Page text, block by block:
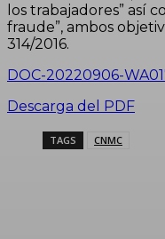
los trabajadores” así
fraude”, ambos
314/2016.
DOC-20220906-
Descarga del PDF
TAGS CNMC